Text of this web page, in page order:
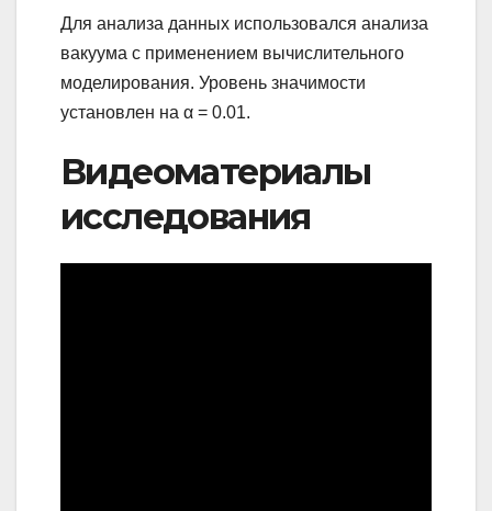
Для анализа данных использовался анализа
вакуума с применением вычислительного
моделирования. Уровень значимости
установлен на α = 0.01.
Видеоматериалы
исследования